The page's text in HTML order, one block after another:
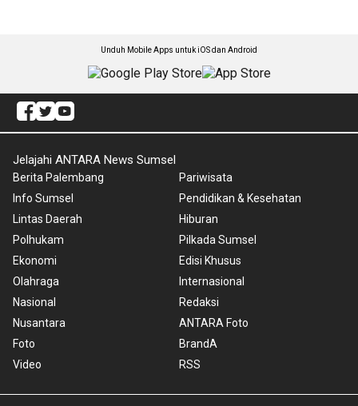
Unduh Mobile Apps untuk iOS dan Android
Jelajahi ANTARA News Sumsel
Berita Palembang
Info Sumsel
Lintas Daerah
Polhukam
Ekonomi
Olahraga
Nasional
Nusantara
Foto
Video
Pariwisata
Pendidikan & Kesehatan
Hiburan
Pilkada Sumsel
Edisi Khusus
Internasional
Redaksi
ANTARA Foto
BrandA
RSS